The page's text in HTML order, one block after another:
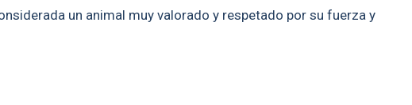
un animal muy valorado y respetado por su fuerza y